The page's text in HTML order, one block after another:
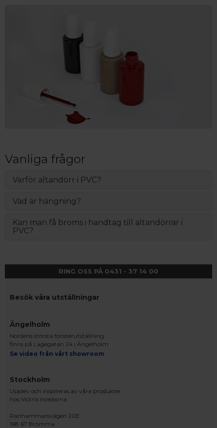
Vanliga frågor
Varför altandörr i PVC?
Vad är hängning?
Kan man få broms i handtag till altandörrar i
PVC?
RING OSS PÅ 0431 - 37 14 00
Besök våra utställningar
Ängelholm
Nordens största fönsterutställning
finns på Lagegatan 24 i Ängelholm
Se video från vårt showroom
Stockholm
Upplev och inspireras av våra produkter
hos Victrix inredarna.
Ranhammarsvägen 20E
168 67 Bromma